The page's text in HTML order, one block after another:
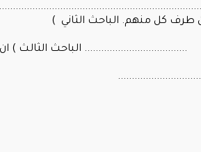
طرف كل منهم. الباحث الثاني )
الباحث الثالث )